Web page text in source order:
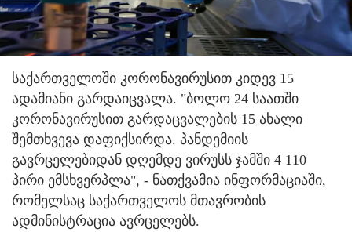
საქართველოში კორონავირუსით კიდევ 15
ადამიანი გარდაიცვალა. "ბოლო 24 საათში
კორონავირუსით გარდაცვალების 15 ახალი
შემთხვევა დაფიქსირდა. პანდემიის
გავრცელებიდან დღემდე ვირუსს ჯამში 4 110
პირი ემსხვერპლა", - ნათქვამია ინფორმაციაში,
რომელსაც საქართველოს მთავრობის
ადმინისტრაცია ავრცელებს.